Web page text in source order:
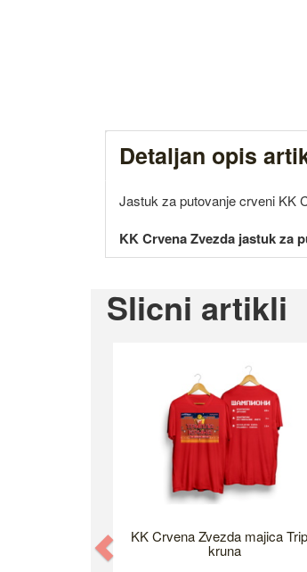
Detaljan opis
Jastuk za putovanje crveni KK
KK Crvena Zvezda jastuk za
Slicni artikli
KK Crvena Zvezda majica
kruna
Previous